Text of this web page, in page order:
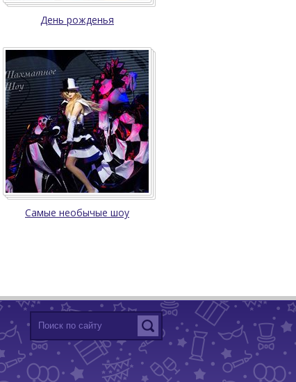
День рожденья
Самые необычые шоу